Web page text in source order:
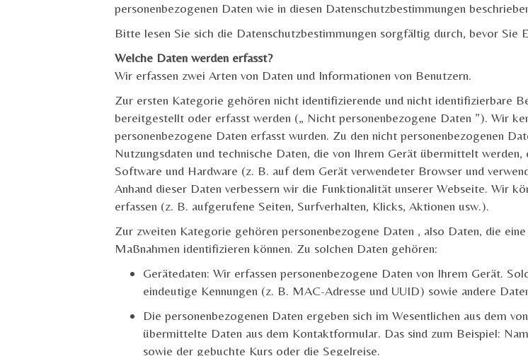
personenbezogenen Daten wie in diesen Datenschutzbestimmungen
Bitte lesen Sie sich die Datenschutzbestimmungen sorgfältig durch, bevor Sie
Welche Daten werden erfasst?
Wir erfassen zwei Arten von Daten und Informationen von Benutzern.
Zur ersten Kategorie gehören nicht identifizierende und nicht identifizierbare
bereitgestellt oder erfasst werden („ Nicht personenbezogene Daten ”). Wir
personenbezogene Daten erfasst wurden. Zu den nicht personenbezogenen
Nutzungsdaten und technische Daten, die von Ihrem Gerät übermittelt
Software und Hardware (z. B. auf dem Gerät verwendeter Browser und
Anhand dieser Daten verbessern wir die Funktionalität unserer Webseite. Wir
erfassen (z. B. aufgerufene Seiten, Surfverhalten, Klicks, Aktionen usw.).
Zur zweiten Kategorie gehören personenbezogene Daten , also Daten, die
Maßnahmen identifizieren können. Zu solchen Daten gehören:
Gerätedaten: Wir erfassen personenbezogene Daten von Ihrem Gerät.
eindeutige Kennungen (z. B. MAC-Adresse und UUID) sowie andere
Die personenbezogenen Daten ergeben sich im Wesentlichen aus dem
übermittelte Daten aus dem Kontaktformular. Das sind zum Beispiel:
sowie der gebuchte Kurs oder die Segelreise.